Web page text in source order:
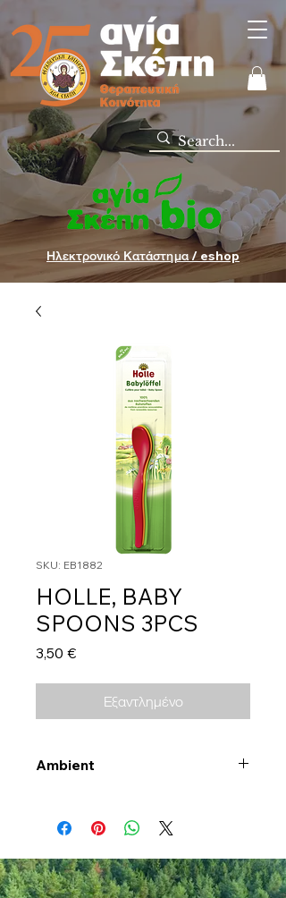
Ηλεκτρονικό Κατάστημα / eshop
SKU: EB1882
HOLLE, BABY
SPOONS 3PCS
3,50 €Τιμή
Εξαντλημένο
Ambient